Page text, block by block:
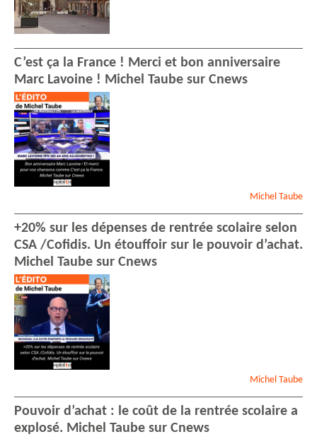
C’est ça la France ! Merci et bon anniversaire
Marc Lavoine ! Michel Taube sur Cnews
Michel Taube
+20% sur les dépenses de rentrée scolaire selon
CSA /Cofidis. Un étouffoir sur le pouvoir d’achat.
Michel Taube sur Cnews
Michel Taube
Pouvoir d’achat : le coût de la rentrée scolaire a
explosé. Michel Taube sur Cnews